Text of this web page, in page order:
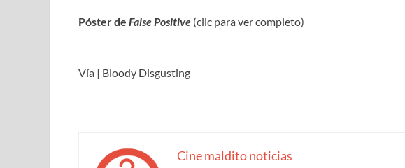
Póster de False Positive (clic para ver completo)
Vía | Bloody Disgusting
Cine maldito noticias